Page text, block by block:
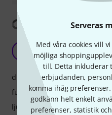
Serveras
Med våra cookies vill
möjliga
till. Detta inkluderar
erbjudanden,
komma ihåg
godkänn helt enkelt
preferenser, statistik
Visa översättning
Impressive build
drift
funktioner
ljud